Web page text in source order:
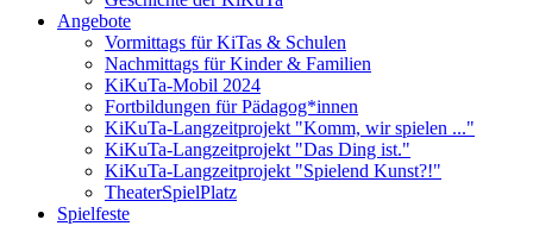
Angebote
Vormittags für KiTas & Schulen
Nachmittags für Kinder & Familien
KiKuTa-Mobil 2024
Fortbildungen für Pädagog*innen
KiKuTa-Langzeitprojekt "Komm, wir spielen ..."
KiKuTa-Langzeitprojekt "Das Ding ist."
KiKuTa-Langzeitprojekt "Spielend Kunst?!"
TheaterSpielPlatz
Spielfeste